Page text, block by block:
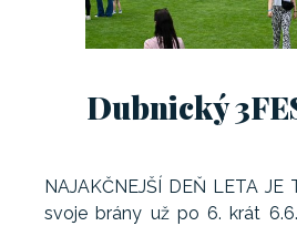
Dubnický
NAJAKČNEJŠÍ DEŇ LETA
svoje brány už po 6. krát